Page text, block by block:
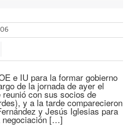
e IU para la formar gobierno
de la jornada de ayer el
con sus socios de
y a la tarde comparecieron
y Jesús Iglesias para
negociación […]